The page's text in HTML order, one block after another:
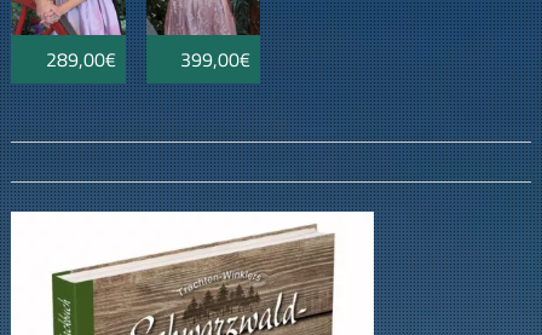
289,00€ 399,00€